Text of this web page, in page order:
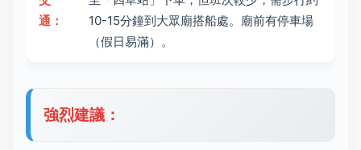
通：
10-15分鐘到大眾廟搭船處。廟前有停車場
（假日易滿）。
強烈建議：